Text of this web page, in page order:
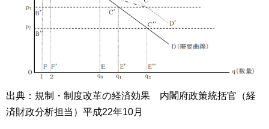
出典：規制・制度改革の経済効果 内閣府政策統括官（経
済財政分析担当）平成22年10月